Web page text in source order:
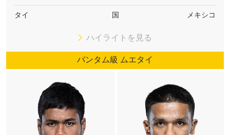
タイ 国 メキシコ
ハイライトを見る
バンタム級 ムエタイ